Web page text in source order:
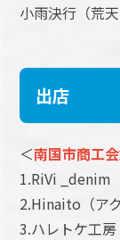
小雨決行（荒天
出店
＜南国市商工
1.RiVi _denim
2.Hinaito（ア
3.ハレトケ工房